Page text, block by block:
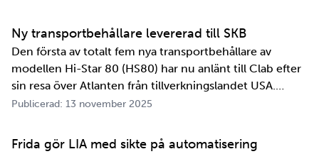
samarbetet mellan de två organisationerna. …
Ny transportbehållare levererad till SKB
Den första av totalt fem nya transportbehållare av
modellen Hi-Star 80 (HS80) har nu anlänt till Clab efter
sin resa över Atlanten från tillverkningslandet USA.
Innan transportbehållaren kan bli en del av SKB:s
tester och utbildningar. Redan 2008 i…
Publicerad: 13 november 2025
Frida gör LIA med sikte på automatisering